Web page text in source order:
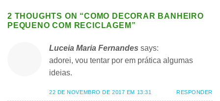
2 THOUGHTS ON “COMO DECORAR BANHEIRO
PEQUENO COM RECICLAGEM ”
Luceia Maria Fernandes says:
adorei, vou tentar por em prática algumas
ideias.
22 DE NOVEMBRO DE 2017 EM 13:31 RESPONDER